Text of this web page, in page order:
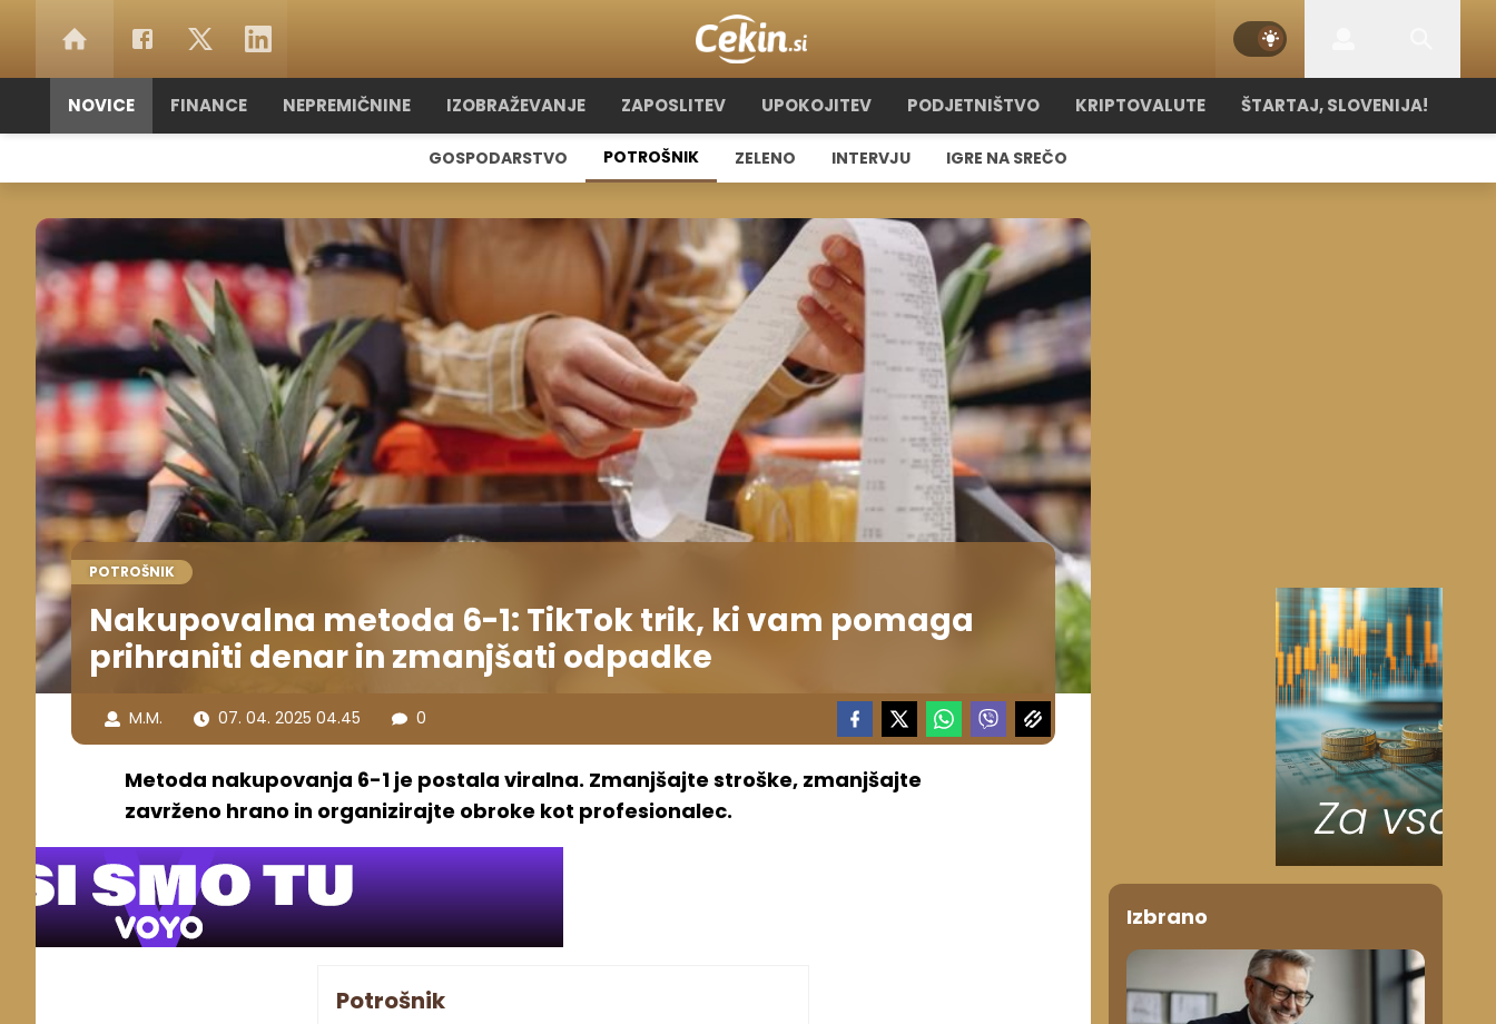
NOVICE FINANCE NEPREMIČNINE IZOBRAŽEVANJE ZAPOSLITEV UPOKOJITEV PODJETNIŠTVO KRIPTOVALUTE ŠTARTAJ, SLOVENIJA!
GOSPODARSTVO POTROŠNIK ZELENO INTERVJU IGRE NA SREČO
POTROŠNIK
Nakupovalna metoda 6-1: TikTok trik, ki vam pomaga
prihraniti denar in zmanjšati odpadke
M.M. 07. 04. 2025 04.45 0
Metoda nakupovanja 6-1 je postala viralna. Zmanjšajte stroške, zmanjšajte
zavrženo hrano in organizirajte obroke kot profesionalec.
Potrošnik
Izbrano